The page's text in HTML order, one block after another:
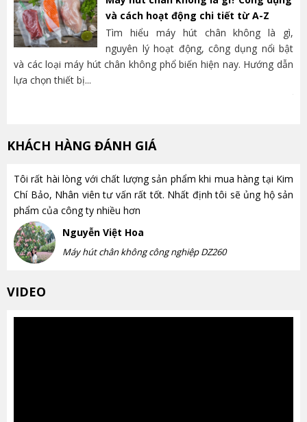
và cách hoạt động chi tiết từ A-Z
Tìm hiểu máy hút chân không là gì,
nguyên lý hoạt động, công dụng nổi bật
và các loại máy hút chân không phổ biến hiện nay. Hướng dẫn
lựa chọn thiết bị...
KHÁCH HÀNG ĐÁNH GIÁ
Tôi rất hài lòng với chất lượng sản phẩm khi mua hàng tại Kim
Chí Bảo, Nhân viên tư vấn rất tốt. Nhất định tôi sẽ ủng hộ sản
phẩm của công ty nhiều hơn
Nguyễn Việt Hoa
Máy hút chân không công nghiệp DZ260
VIDEO